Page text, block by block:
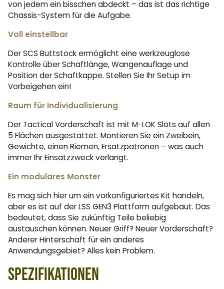
von jedem ein bisschen abdeckt – das ist das richtige
Chassis-System für die Aufgabe.
Voll einstellbar
Der SCS Buttstock ermöglicht eine werkzeuglose
Kontrolle über Schaftlänge, Wangenauflage und
Position der Schaftkappe. Stellen Sie Ihr Setup im
Vorbeigehen ein!
Raum für Individualisierung
Der Tactical Vorderschaft ist mit M-LOK Slots auf allen
5 Flächen ausgestattet. Montieren Sie ein Zweibein,
Gewichte, einen Riemen, Ersatzpatronen – was auch
immer Ihr Einsatzzweck verlangt.
Ein modulares Monster
Es mag sich hier um ein vorkonfiguriertes Kit handeln,
aber es ist auf der LSS GEN3 Plattform aufgebaut. Das
bedeutet, dass Sie zukünftig Teile beliebig
austauschen können. Neuer Griff? Neuer Vorderschaft?
Anderer Hinterschaft für ein anderes
Anwendungsgebiet? Alles kein Problem.
Spezifikationen